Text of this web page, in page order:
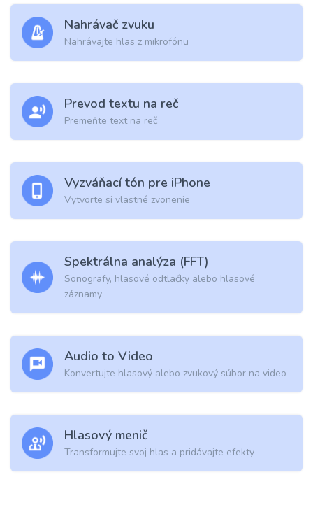
Nahrávač zvuku
Nahrávajte hlas z mikrofónu
Prevod textu na reč
Premeňte text na reč
Vyzváňací tón pre iPhone
Vytvorte si vlastné zvonenie
Spektrálna analýza (FFT)
Sonografy, hlasové odtlačky alebo hlasové
záznamy
Audio to Video
Konvertujte hlasový alebo zvukový súbor na video
Hlasový menič
Transformujte svoj hlas a pridávajte efekty